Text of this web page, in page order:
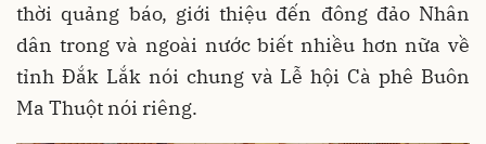
thời quảng báo, giới thiệu đến đông đảo Nhân
dân trong và ngoài nước biết nhiều hơn nữa về
tỉnh Đắk Lắk nói chung và Lễ hội Cà phê Buôn
Ma Thuột nói riêng.